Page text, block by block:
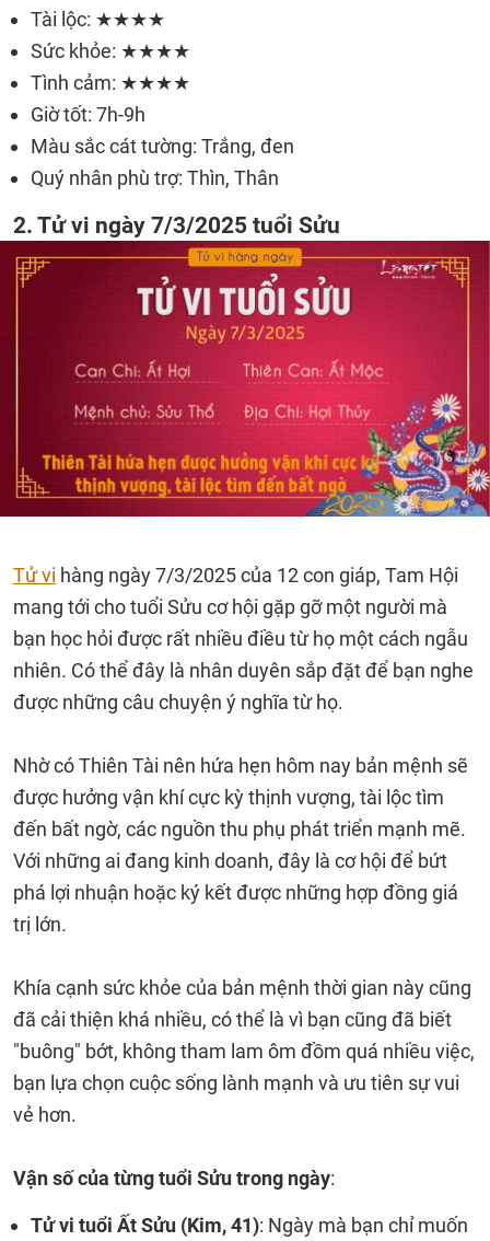
Tài lộc: ★★★★
Sức khỏe: ★★★★
Tình cảm: ★★★★
Giờ tốt: 7h-9h
Màu sắc cát tường: Trắng, đen
Quý nhân phù trợ: Thìn, Thân
2. Tử vi ngày 7/3/2025 tuổi Sửu
Tử vi hàng ngày 7/3/2025 của 12 con giáp, Tam Hội
mang tới cho tuổi Sửu cơ hội gặp gỡ một người mà
bạn học hỏi được rất nhiều điều từ họ một cách ngẫu
nhiên. Có thể đây là nhân duyên sắp đặt để bạn nghe
được những câu chuyện ý nghĩa từ họ.
Nhờ có Thiên Tài nên hứa hẹn hôm nay bản mệnh sẽ
được hưởng vận khí cực kỳ thịnh vượng, tài lộc tìm
đến bất ngờ, các nguồn thu phụ phát triển mạnh mẽ.
Với những ai đang kinh doanh, đây là cơ hội để bứt
phá lợi nhuận hoặc ký kết được những hợp đồng giá
trị lớn.
Khía cạnh sức khỏe của bản mệnh thời gian này cũng
đã cải thiện khá nhiều, có thể là vì bạn cũng đã biết
"buông" bớt, không tham lam ôm đồm quá nhiều việc,
bạn lựa chọn cuộc sống lành mạnh và ưu tiên sự vui
vẻ hơn.
Vận số của từng tuổi Sửu trong ngày:
Tử vi tuổi Ất Sửu (Kim, 41): Ngày mà bạn chỉ muốn